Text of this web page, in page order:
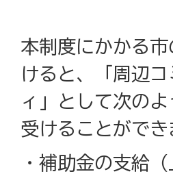
本制度にかかる
けると、「周辺コ
ィ」として次の
受けることができ
・補助金の支給（